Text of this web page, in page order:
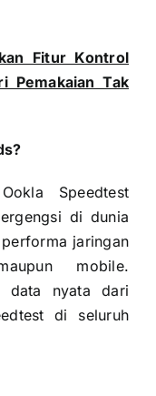
Fitur Kontrol
Pemakaian Tak
Speedtest
di dunia
jaringan
mobile.
data nyata dari
di seluruh